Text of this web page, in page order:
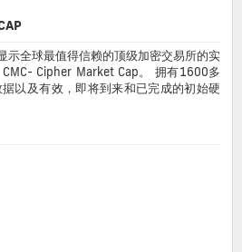
示全球最值得信赖的顶级加密交易所的实
Cipher Market Cap。 拥有1600多
以及有效，即将到来和已完成的初始硬